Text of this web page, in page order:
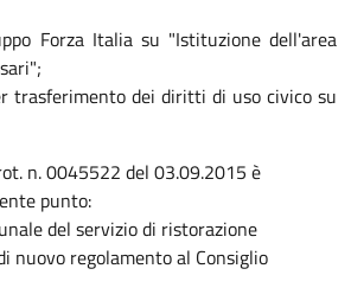
Forza Italia su "Istituzione dell'area
trasferimento dei diritti di uso civico su
n. 0045522 del 03.09.2015 è
punto:
del servizio di ristorazione
nuovo regolamento al Consiglio